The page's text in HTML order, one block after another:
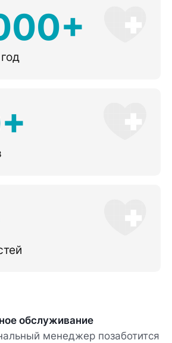
обслуживание
менеджер позаботится